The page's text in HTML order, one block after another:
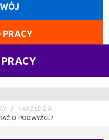
PRACY
NARZĘDZIA
O PODWYŻCE?